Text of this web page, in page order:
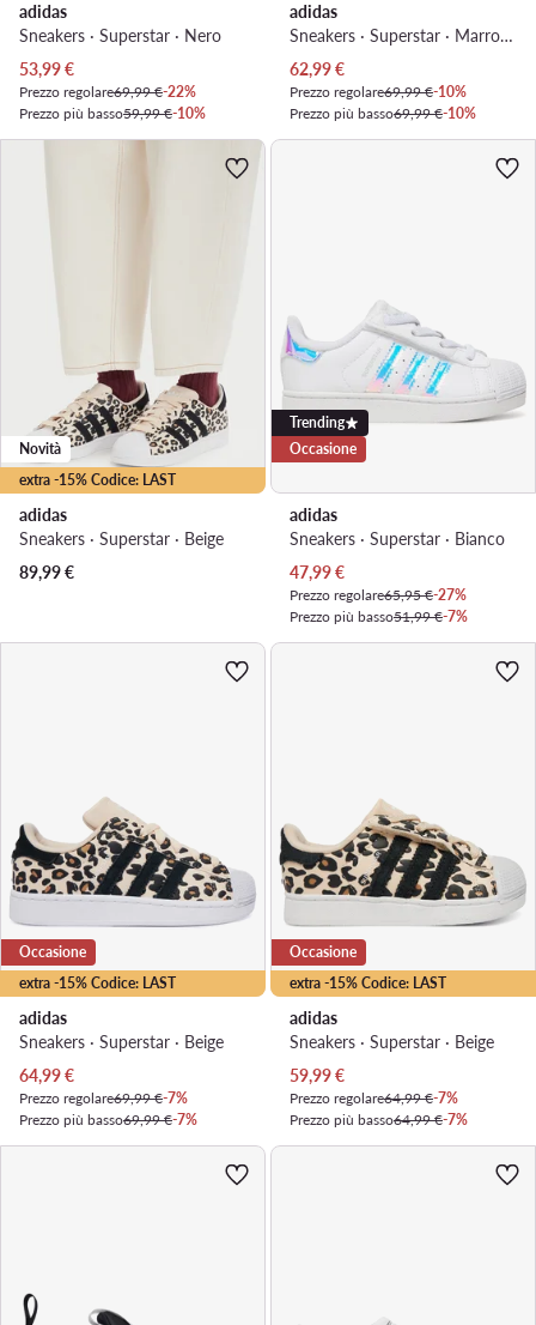
adidas
Sneakers · Superstar · Nero
Prezzo attuale
53,99€
Prezzo regolare69,99 €-22%
Prezzo più basso59,99 €-10%
adidas
Sneakers · Superstar · Marrone
Prezzo attuale
62,99€
Prezzo regolare69,99 €-10%
Prezzo più basso69,99 €-10%
extra -15% Codice: LAST
Novità
adidas
Sneakers · Superstar · Beige
89,99€
Trending
Occasione
adidas
Sneakers · Superstar · Bianco
Prezzo attuale
47,99€
Prezzo regolare65,95 €-27%
Prezzo più basso51,99 €-7%
extra -15% Codice: LAST
Occasione
adidas
Sneakers · Superstar · Beige
Prezzo attuale
64,99€
Prezzo regolare69,99 €-7%
Prezzo più basso69,99 €-7%
extra -15% Codice: LAST
Occasione
adidas
Sneakers · Superstar · Beige
Prezzo attuale
59,99€
Prezzo regolare64,99 €-7%
Prezzo più basso64,99 €-7%